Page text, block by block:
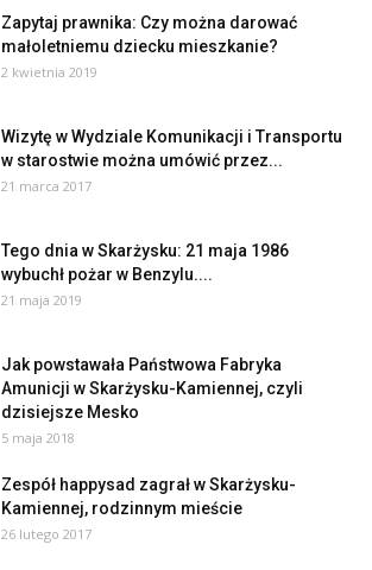
Zapytaj prawnika: Czy można darować
małoletniemu dziecku mieszkanie?
2 kwietnia 2019
Wizytę w Wydziale Komunikacji i Transportu
w starostwie można umówić przez...
21 marca 2017
Tego dnia w Skarżysku: 21 maja 1986
wybuchł pożar w Benzylu....
21 maja 2019
Jak powstawała Państwowa Fabryka
Amunicji w Skarżysku-Kamiennej, czyli
dzisiejsze Mesko
5 maja 2018
Zespół happysad zagrał w Skarżysku-
Kamiennej, rodzinnym mieście
26 lutego 2017